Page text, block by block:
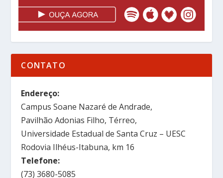
CONTATO
Endereço:
Campus Soane Nazaré de Andrade,
Pavilhão Adonias Filho, Térreo,
Universidade Estadual de Santa Cruz – UESC
Rodovia Ilhéus-Itabuna, km 16
Telefone:
(73) 3680-5085